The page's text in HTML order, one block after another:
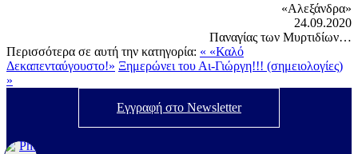
«Αλεξάνδρα»
24.09.2020
Παναγίας των Μυρτιδίων…
Περισσότερα σε αυτή την κατηγορία: « «Καλό
Δεκαπενταύγουστο!» Ξημερώνει του Αι-Γιώργη!!! (σημειολογίες)
»
Εγγραφή στο Newsletter